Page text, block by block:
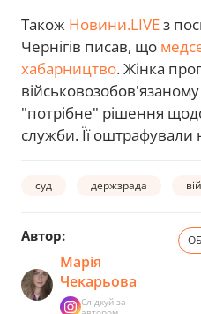
Також Новини.LIVEз
Чернігів писав, що
хабарництво. Жінка
"потрібне" рішення
служби. Її оштрафували
суд держзрада
Автор:
Марія
Чекарьова
Слідкуй за